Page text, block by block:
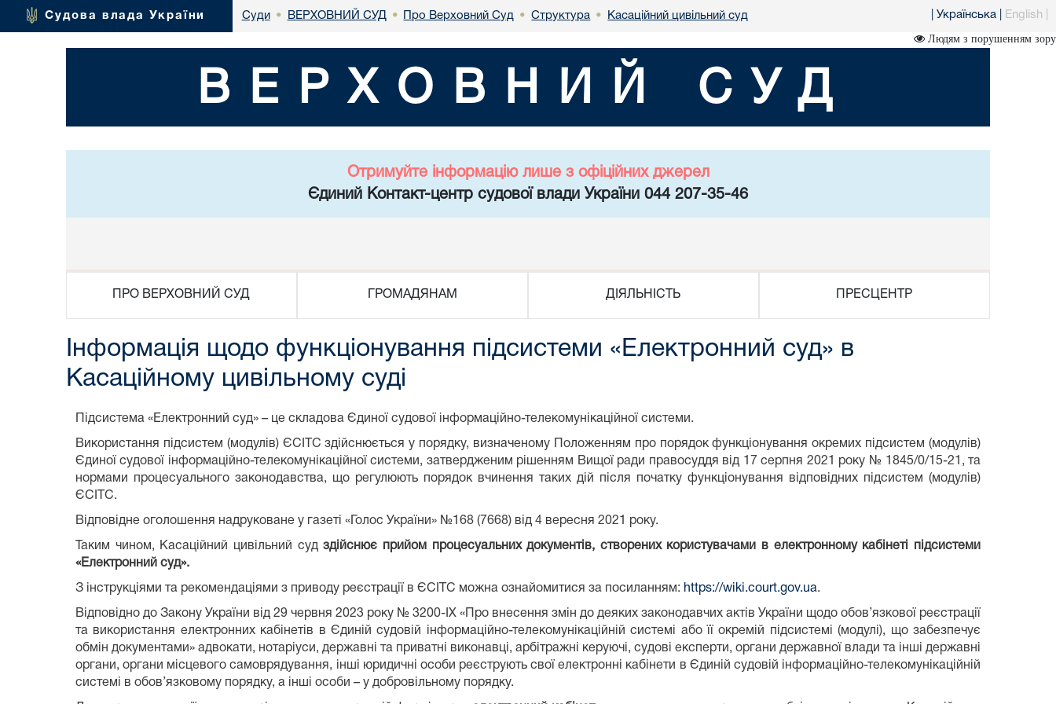
Судова влада України Суди • ВЕРХОВНИЙ СУД • Про Верховний Суд • Структура • Касаційний цивільний суд Українська English
Людям з порушенням зору
ВЕРХОВНИЙ СУД
Отримуйте інформацію лише з офіційних джерел
Єдиний Контакт-центр судової влади України 044 207-35-46
ПРО ВЕРХОВНИЙ СУД ГРОМАДЯНАМ ДІЯЛЬНІСТЬ ПРЕСЦЕНТР
Інформація щодо функціонування підсистеми «Електронний суд» в
Касаційному цивільному суді
Підсистема «Електронний суд» – це складова Єдиної судової інформаційно-телекомунікаційної системи.
Використання підсистем (модулів) ЄСІТС здійснюється у порядку, визначеному Положенням про порядок функціонування окремих підсистем (модулів)
Єдиної судової інформаційно-телекомунікаційної системи, затвердженим рішенням Вищої ради правосуддя від 17 серпня 2021 року № 1845/0/15-21, та
нормами процесуального законодавства, що регулюють порядок вчинення таких дій після початку функціонування відповідних підсистем (модулів)
ЄСІТС.
Відповідне оголошення надруковане у газеті «Голос України» №168 (7668) від 4 вересня 2021 року.
Таким чином, Касаційний цивільний судздійснює прийом процесуальних документів, створених користувачами в електронному кабінеті підсистеми
«Електронний суд».
З інструкціями та рекомендаціями з приводу реєстрації в ЄСІТС можна ознайомитися за посиланням: https://wiki.court.gov.ua.
Відповідно до Закону України від 29 червня 2023 року № 3200-IX «Про внесення змін до деяких законодавчих актів України щодо обов’язкової реєстрації
та використання електронних кабінетів в Єдиній судовій інформаційно-телекомунікаційній системі або її окремій підсистемі (модулі), що забезпечує
обмін документами» адвокати, нотаріуси, державні та приватні виконавці, арбітражні керуючі, судові експерти, органи державної влади та інші державні
органи, органи місцевого самоврядування, інші юридичні особи реєструють свої електронні кабінети в Єдиній судовій інформаційно-телекомунікаційній
системі в обов’язковому порядку, а інші особи – у добровільному порядку.